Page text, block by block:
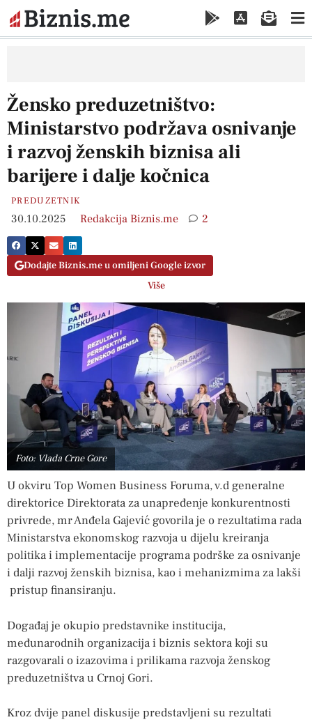
Žensko preduzetništvo:
Ministarstvo podržava osnivanje
i razvoj ženskih biznisa ali
barijere i dalje kočnica
PREDUZETNIK
30.10.2025 Redakcija Biznis.me 2
Dodajte Biznis.me u omiljeni Google izvor
Više
Foto: Vlada Crne Gore
U okviru Top Women Business Foruma, v.d generalne
direktorice Direktorata za unapređenje konkurentnosti
privrede, mr Anđela Gajević govorila je o rezultatima rada
Ministarstva ekonomskog razvoja u dijelu kreiranja
politika i implementacije programa podrške za osnivanje
i dalji razvoj ženskih biznisa, kao i mehanizmima za lakši
pristup finansiranju.
Događaj je okupio predstavnike institucija,
međunarodnih organizacija i biznis sektora koji su
razgovarali o izazovima i prilikama razvoja ženskog
preduzetništva u Crnoj Gori.
Kroz dvije panel diskusije predstavljeni su rezultati